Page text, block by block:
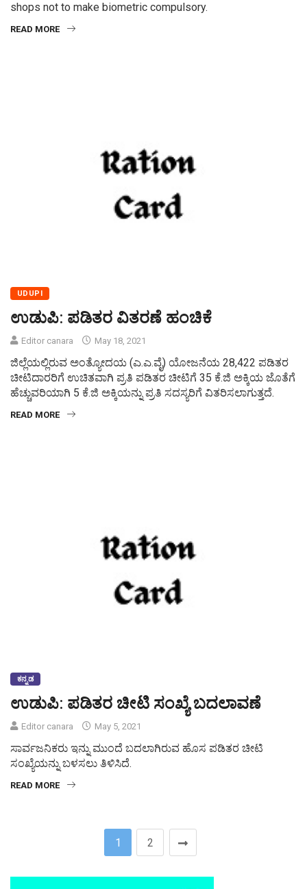
shops not to make biometric compulsory.
READ MORE
UDUPI
ಉಡುಪಿ: ಪಡಿತರ ವಿತರಣೆ ಹಂಚಿಕೆ
Editor canara May 18, 2021
ಜಿಲ್ಲೆಯಲ್ಲಿರುವ ಅಂತ್ಯೋದಯ (ಎ.ಎ.ವೈ) ಯೋಜನೆಯ 28,422 ಪಡಿತರ
ಚೀಟಿದಾರರಿಗೆ ಉಚಿತವಾಗಿ ಪ್ರತಿ ಪಡಿತರ ಚೀಟಿಗೆ 35 ಕೆ.ಜಿ ಅಕ್ಕಿಯ ಜೊತೆಗೆ
ಹೆಚ್ಚುವರಿಯಾಗಿ 5 ಕೆ.ಜಿ ಅಕ್ಕಿಯನ್ನು ಪ್ರತಿ ಸದಸ್ಯರಿಗೆ ವಿತರಿಸಲಾಗುತ್ತದೆ.
READ MORE
ಕನ್ನಡ
ಉಡುಪಿ: ಪಡಿತರ ಚೀಟಿ ಸಂಖ್ಯೆ ಬದಲಾವಣೆ
Editor canara May 5, 2021
ಸಾರ್ವಜನಿಕರು ಇನ್ನು ಮುಂದೆ ಬದಲಾಗಿರುವ ಹೊಸ ಪಡಿತರ ಚೀಟಿ
ಸಂಖ್ಯೆಯನ್ನು ಬಳಸಲು ತಿಳಿಸಿದೆ.
READ MORE
1 2